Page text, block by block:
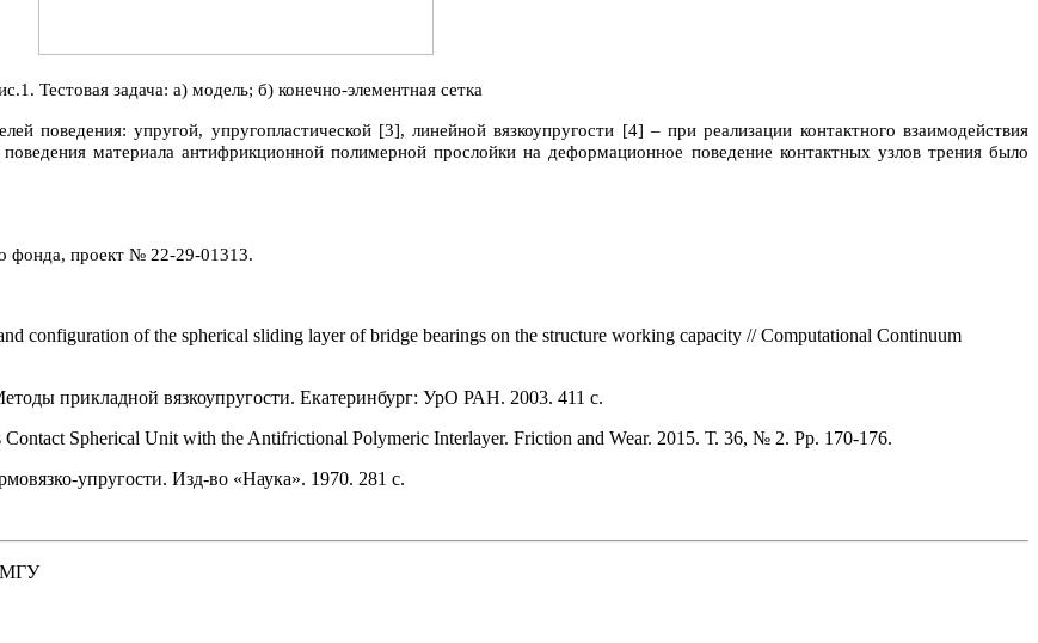
Тестовая задача: а) модель; б) конечно-элементная сетка
поведения: упругой, упругопластической [3], линейной вязкоупругости [4] – при реализации контактного взаимодействия
материала антифрикционной полимерной прослойки на деформационное поведение контактных узлов трения было
фонда, проект № 22-29-01313.
configuration of the spherical sliding layer of bridge bearings on the structure working capacity // Computational Continuum
прикладной вязкоупругости. Екатеринбург: УрО РАН. 2003. 411 с.
Spherical Unit with the Antifrictional Polymeric Interlayer. Friction and Wear. 2015. Т. 36, № 2. Pp. 170-176.
упругости. Изд-во «Наука». 1970. 281 с.
МГУ